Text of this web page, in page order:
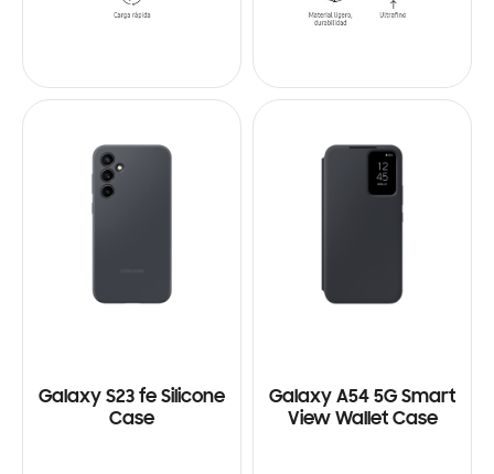
Galaxy S23 fe Silicone
Case
Galaxy A54 5G Smart
View Wallet Case